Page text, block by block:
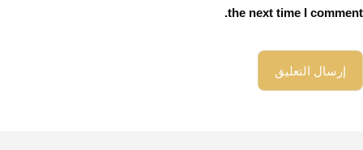
the next time I comment.
إرسال التعليق